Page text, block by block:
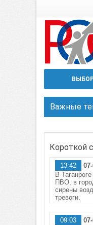
Важные
Короткой
13:42
В
ПВО, в
сирены
тревоги.
09:03